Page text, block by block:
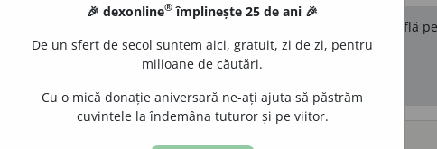
sunt compilate de echipa dexonline. Definițiile originale se află
reordona filele pe pagina depreferințe.
surse
🎉 dexonline® împlinește 25 de ani 🎉
De un sfert de secol suntem aici, gratuit, zi de zi, pentru
milioane de căutări.
Cu o mică donație aniversară ne-ați ajuta să păstrăm
cuvintele la îndemâna tuturor și pe viitor.